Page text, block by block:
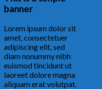
banner
Lorem ipsum dolor sit
amet, consectetuer
adipiscing elit, sed
diam nonummy nibh
euismod tincidunt ut
laoreet dolore magna
aliquam erat volutpat.